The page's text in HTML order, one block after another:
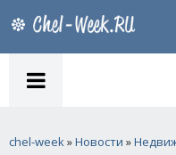
chel-week»Новости »